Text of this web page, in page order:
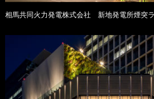
相馬共同火力発電株式会社 新地発電所煙突